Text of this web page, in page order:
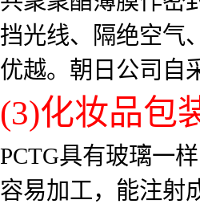
挡光线、隔绝空气
优越。朝日公司自
(3)化妆品包
PCTG具有玻璃一
容易加工，能注射